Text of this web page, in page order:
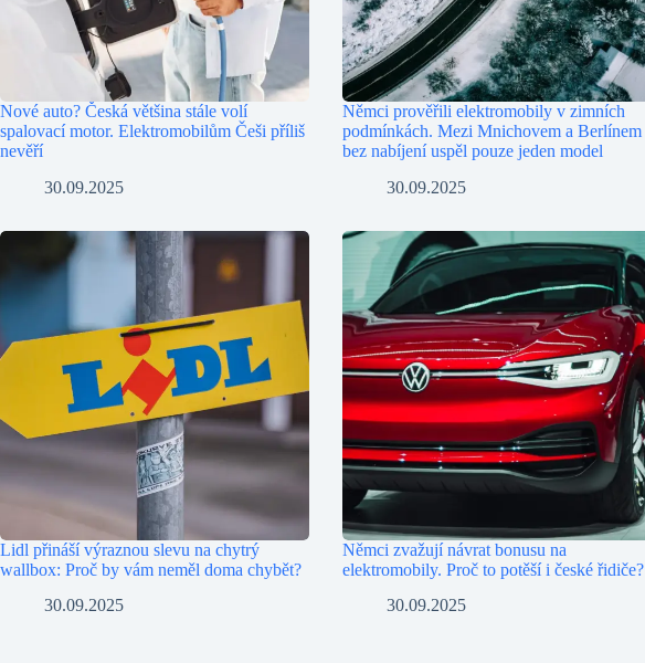
Nové auto? Česká většina stále volí
spalovací motor. Elektromobilům Češi příliš
nevěří
30.09.2025
Němci prověřili elektromobily v zimních
podmínkách. Mezi Mnichovem a Berlínem
bez nabíjení uspěl pouze jeden model
30.09.2025
Lidl přináší výraznou slevu na chytrý
wallbox: Proč by vám neměl doma chybět?
30.09.2025
Němci zvažují návrat bonusu na
elektromobily. Proč to potěší i české řidiče?
30.09.2025